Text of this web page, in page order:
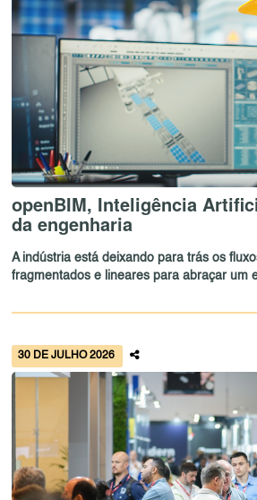
openBIM, Inteligência
da engenharia
A indústria está deixando para trás os
fragmentados e lineares para abraçar um
30 DE JULHO 2026